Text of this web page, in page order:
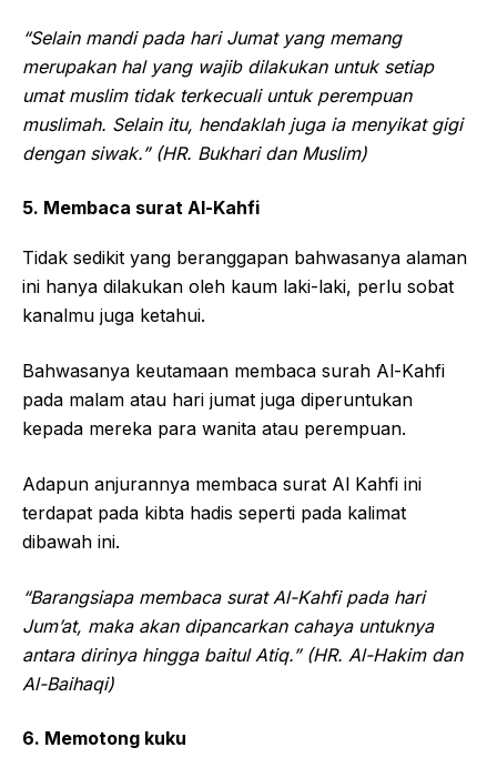
“Selain mandi pada hari Jumat yang memang
merupakan hal yang wajib dilakukan untuk setiap
umat muslim tidak terkecuali untuk perempuan
muslimah. Selain itu, hendaklah juga ia menyikat gigi
dengan siwak.” (HR. Bukhari dan Muslim)
5. Membaca surat Al-Kahfi
Tidak sedikit yang beranggapan bahwasanya alaman
ini hanya dilakukan oleh kaum laki-laki, perlu sobat
kanalmu juga ketahui.
Bahwasanya keutamaan membaca surah Al-Kahfi
pada malam atau hari jumat juga diperuntukan
kepada mereka para wanita atau perempuan.
Adapun anjurannya membaca surat Al Kahfi ini
terdapat pada kibta hadis seperti pada kalimat
dibawah ini.
“Barangsiapa membaca surat Al-Kahfi pada hari
Jum’at, maka akan dipancarkan cahaya untuknya
antara dirinya hingga baitul Atiq.” (HR. Al-Hakim dan
Al-Baihaqi)
6. Memotong kuku